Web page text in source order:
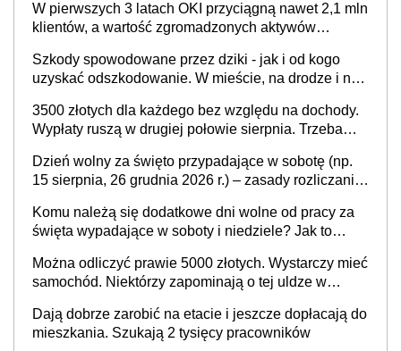
W pierwszych 3 latach OKI przyciągną nawet 2,1 mln
klientów, a wartość zgromadzonych aktywów
Szkody spowodowane przez dziki - jak i od kogo
uzyskać odszkodowanie. W mieście, na drodze i na
3500 złotych dla każdego bez względu na dochody.
Wypłaty ruszą w drugiej połowie sierpnia. Trzeba
Dzień wolny za święto przypadające w sobotę (np.
15 sierpnia, 26 grudnia 2026 r.) – zasady rozliczania
i administracja publiczna), najczęstsze pytania
Komu należą się dodatkowe dni wolne od pracy za
święta wypadające w soboty i niedziele? Jak to
Można odliczyć prawie 5000 złotych. Wystarczy mieć
samochód. Niektórzy zapominają o tej uldze w
Dają dobrze zarobić na etacie i jeszcze dopłacają do
mieszkania. Szukają 2 tysięcy pracowników